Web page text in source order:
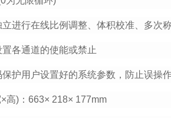
进行在线比例调整、体积校准、多次
各通道的使能或禁止
护用户设置好的系统参数，防止误操
高)：663× 218× 177mm